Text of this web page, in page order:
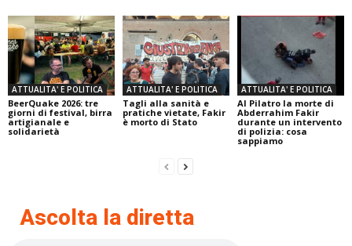
ATTUALITA' E POLITICA
BeerQuake 2026: tre
giorni di festival, birra
artigianale e
solidarietà
ATTUALITA' E POLITICA
Tagli alla sanità e
pratiche vietate, Fakir
è morto di Stato
ATTUALITA' E POLITICA
Al Pilatro la morte di
Abderrahim Fakir
durante un intervento
di polizia: cosa
sappiamo
Ascolta la diretta